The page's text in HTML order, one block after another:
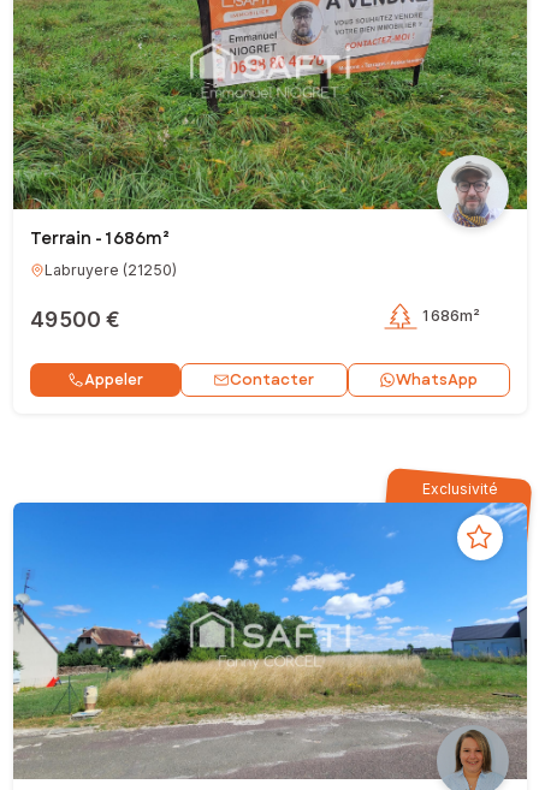
Terrain - 1 686m²
Labruyere (21250)
49 500 € 1 686m²
Appeler Contacter WhatsApp
Exclusivité